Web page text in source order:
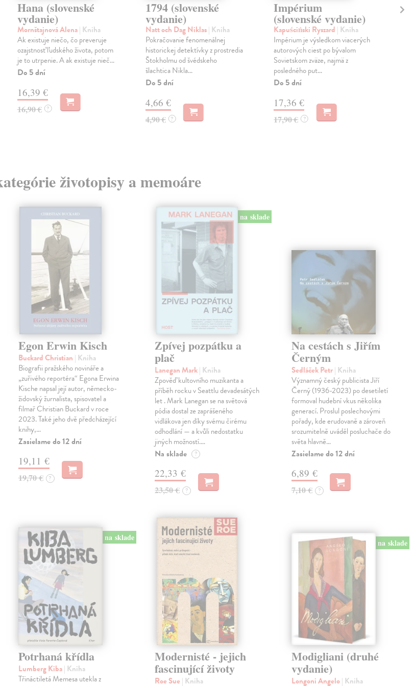
Hana (slovenské
vydanie)
Mornštajnová Alena| Kniha
Ak existuje niečo, čo preveruje
ozajstnosť ľudského života, potom
je to utrpenie. A ak existuje nieč...
Do 5 dní
16,39 €
16,90 € ?
1794 (slovenské
vydanie)
Natt och Dag Niklas| Kniha
Pokračovanie fenomenálnej
historickej detektívky z prostredia
Štokholmu od švédskeho
šlachtica Nikla...
Do 5 dní
4,66 €
4,90 € ?
Impérium
(slovenské vydanie)
Kapuściński Ryszard | Kniha
Impérium je výsledkom viacerých
autorových ciest po bývalom
Sovietskom zväze, najmä z
posledného put...
Do 5 dní
17,36 €
17,90 € ?
životopisy a memoáre
Egon Erwin Kisch
Buckard Christian | Kniha
Biografii pražského novináře a
„zuřivého reportéra“ Egona Erwina
Kische napsal její autor, německo-
židovský žurnalista, spisovatel a
filmař Christian Buckard v roce
2023. Také jeho dvě předcházející
knihy,…
Zasielame do 12 dní
19,11 €
19,70 € ?
na sklade
Zpívej pozpátku a
plač
Lanegan Mark| Kniha
Zpověď kultovního muzikanta a
příběh rocku v Seattlu devadesátých
let . Mark Lanegan se na světová
pódia dostal ze zaprášeného
vidlákova jen díky svému čirému
odhodlání — a kvůli nedostatku
jiných možností.…
Na sklade ?
22,33 €
23,50 € ?
Na cestách s Jiřím
Černým
Sedláček Petr| Kniha
Významný český publicista Jiří
Černý (1936-2023) po desetiletí
formoval hudební vkus několika
generací. Proslul poslechovými
pořady, kde erudovaně a zároveň
srozumitelně uváděl posluchače do
světa hlavně…
Zasielame do 12 dní
6,89 €
7,10 € ?
na sklade
Potrhaná křídla
Lumberg Kiba| Kniha
Třináctiletá Memesa utekla z
Modernisté - jejich
fascinující životy
Roe Sue | Kniha
na sklade
Modigliani (druhé
vydanie)
Longoni Angelo| Kniha